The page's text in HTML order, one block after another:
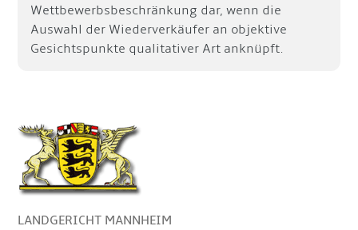
Wettbewerbsbeschränkung dar, wenn die
Auswahl der Wiederverkäufer an objektive
Gesichtspunkte qualitativer Art anknüpft.
LANDGERICHT MANNHEIM